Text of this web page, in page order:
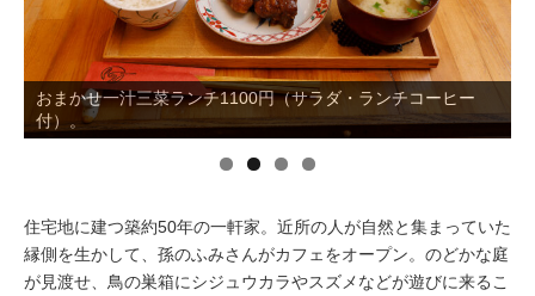
イベント情報
おしらせ
おまかせ一汁三菜ランチ1100円（サラダ・ランチコーヒー
付）。
調理はふみさんが中心だが、皿洗いや接客をお母様がお手伝
い。
住宅地に建つ築約50年の一軒家。近所の人が自然と集まっていた
縁側を生かして、孫のふみさんがカフェをオープン。のどかな庭
が見渡せ、鳥の巣箱にシジュウカラやスズメなどが遊びに来るこ